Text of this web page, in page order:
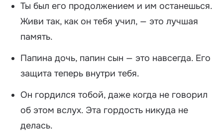
Ты был его продолжением и им останешься.
Живи так, как он тебя учил, — это лучшая
память.
Папина дочь, папин сын — это навсегда. Его
защита теперь внутри тебя.
Он гордился тобой, даже когда не говорил
об этом вслух. Эта гордость никуда не
делась.